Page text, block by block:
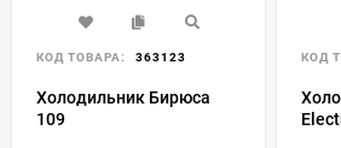
КОД ТОВАРА: 363123
Холодильник Бирюса
109
КОД